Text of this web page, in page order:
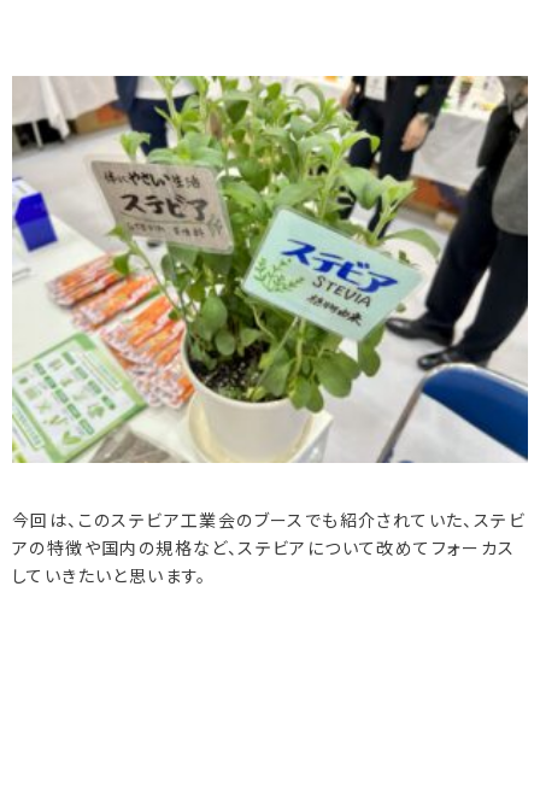
今回は、このステビア工業会のブースでも紹介されていた、ステビ
アの特徴や国内の規格など、ステビアについて改めてフォーカス
していきたいと思います。